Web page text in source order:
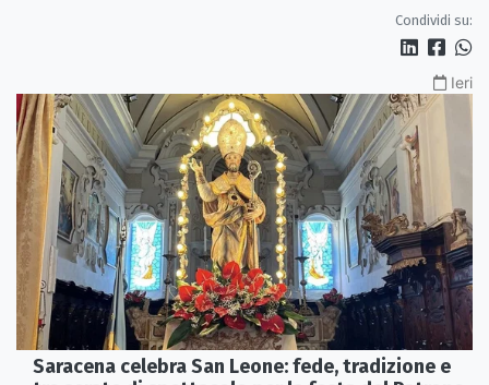
Condividi su:
Ieri
Saracena celebra San Leone: fede, tradizione e